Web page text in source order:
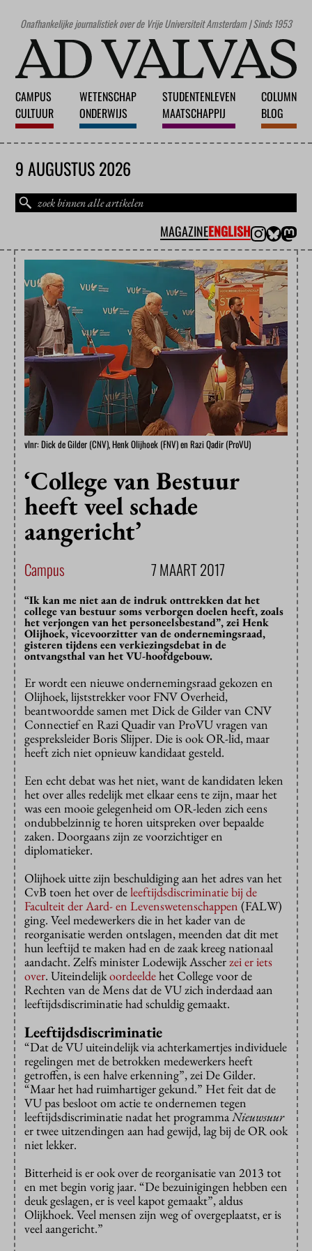
Onafhankelijke journalistiek over de Vrije Universiteit Amsterdam | Sinds 1953
CAMPUS
CULTUUR
WETENSCHAP
ONDERWIJS
STUDENTENLEVEN
MAATSCHAPPIJ
COLUMN
BLOG
9 AUGUSTUS 2026
MAGAZINEENGLISH
vlnr: Dick de Gilder (CNV), Henk Olijhoek (FNV) en Razi Qadir (ProVU)
‘College van Bestuur
heeft veel schade
aangericht’
Campus 7 MAART 2017
“Ik kan me niet aan de indruk onttrekken dat het
college van bestuur soms verborgen doelen heeft, zoals
het verjongen van het personeelsbestand”, zei Henk
Olijhoek, vicevoorzitter van de ondernemingsraad,
gisteren tijdens een verkiezingsdebat in de
ontvangsthal van het VU-hoofdgebouw.
Er wordt een nieuwe ondernemingsraad gekozen en
Olijhoek, lijststrekker voor FNV Overheid,
beantwoordde samen met Dick de Gilder van CNV
Connectief en Razi Quadir van ProVU vragen van
gespreksleider Boris Slijper. Die is ook OR-lid, maar
heeft zich niet opnieuw kandidaat gesteld.
Een echt debat was het niet, want de kandidaten leken
het over alles redelijk met elkaar eens te zijn, maar het
was een mooie gelegenheid om OR-leden zich eens
ondubbelzinnig te horen uitspreken over bepaalde
zaken. Doorgaans zijn ze voorzichtiger en
diplomatieker.
Olijhoek uitte zijn beschuldiging aan het adres van het
CvB toen het over deleeftijdsdiscriminatie bij de
Faculteit der Aard- en Levenswetenschappen (FALW)
ging. Veel medewerkers die in het kader van de
reorganisatie werden ontslagen, meenden dat dit met
hun leeftijd te maken had en de zaak kreeg nationaal
aandacht. Zelfs minister Lodewijk Asscherzei er iets
over. Uiteindelijkoordeeldehet College voor de
Rechten van de Mens dat de VU zich inderdaad aan
leeftijdsdiscriminatie had schuldig gemaakt.
Leeftijdsdiscriminatie
“Dat de VU uiteindelijk via achterkamertjes individuele
regelingen met de betrokken medewerkers heeft
getroffen, is een halve erkenning”, zei De Gilder.
“Maar het had ruimhartiger gekund.” Het feit dat de
VU pas besloot om actie te ondernemen tegen
leeftijdsdiscriminatie nadat het programmaNieuwsuur
er twee uitzendingen aan had gewijd, lag bij de OR ook
niet lekker.
Bitterheid is er ook over de reorganisatie van 2013 tot
en met begin vorig jaar. “De bezuinigingen hebben een
deuk geslagen, er is veel kapot gemaakt”, aldus
Olijkhoek. Veel mensen zijn weg of overgeplaatst, er is
veel aangericht.”